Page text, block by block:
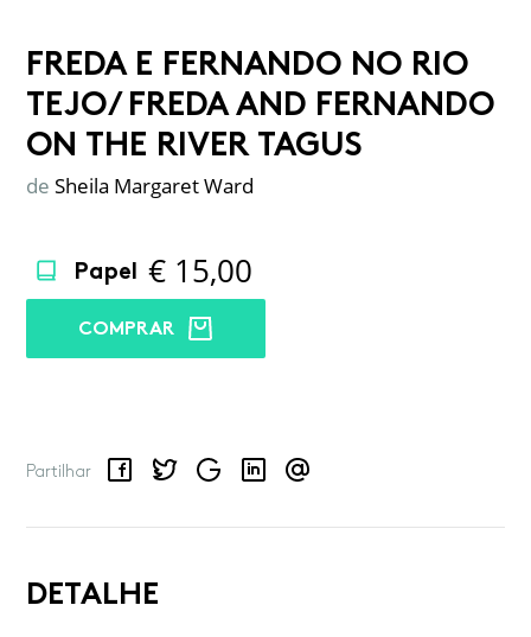
FREDA E FERNANDO NO RIO
TEJO/ FREDA AND FERNANDO
ON THE RIVER TAGUS
de Sheila Margaret Ward
Papel € 15,00
COMPRAR
Partilhar
FacebookTwitterGoogle LinkedInEmail
DETALHE